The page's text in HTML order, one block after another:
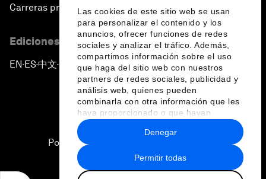
Las cookies de este sitio web se usan
para personalizar el contenido y los
anuncios, ofrecer funciones de redes
sociales y analizar el tráfico. Además,
compartimos información sobre el uso
que haga del sitio web con nuestros
partners de redes sociales, publicidad y
análisis web, quienes pueden
combinarla con otra información que les
haya proporcionado o que hayan
recopilado a partir del uso que haya
hecho de sus servicios.
Permitir todas
Denegar
Carreras profesionales
Ediciones en otros idiomas
EN ▪ES▪中文▪ 日本語
Política de privacidad y normas de uso
Sitemap